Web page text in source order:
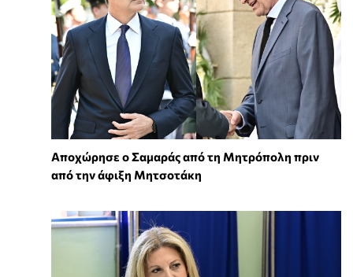
Αποχώρησε ο Σαμαράς από τη Μητρόπολη πριν
από την άφιξη Μητσοτάκη